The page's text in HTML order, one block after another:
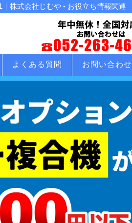
株式会社じむや - お役立ち情報関連
よくある質問 お問い合わせ